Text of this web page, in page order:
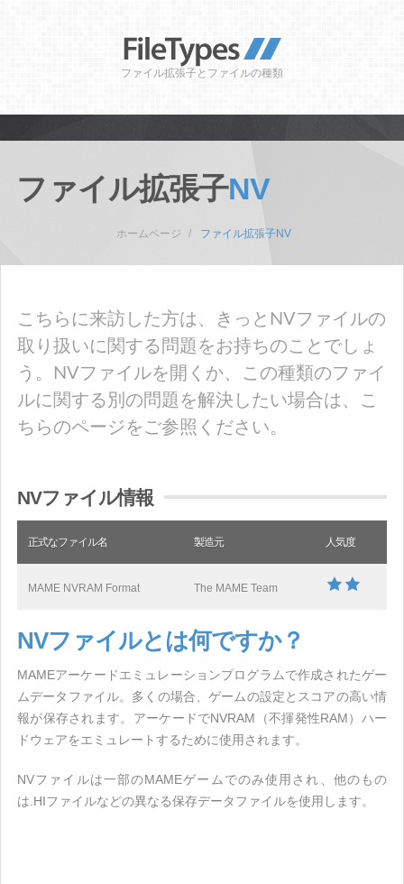
ファイル拡張子とファイルの種類
ファイル拡張子NV
ホームページ ファイル拡張子NV
こちらに来訪した方は、きっとNVファイルの
取り扱いに関する問題をお持ちのことでしょ
う。NVファイルを開くか、この種類のファイ
ルに関する別の問題を解決したい場合は、こ
ちらのページをご参照ください。
NVファイル情報
正式なファイル名 製造元 人気度
MAME NVRAM Format The MAME Team
NVファイルとは何ですか？
MAMEアーケードエミュレーションプログラムで作成されたゲー
ムデータファイル。多くの場合、ゲームの設定とスコアの高い情
報が保存されます。アーケードでNVRAM（不揮発性RAM）ハー
ドウェアをエミュレートするために使用されます。
NVファイルは一部のMAMEゲームでのみ使用され、他のもの
は.HIファイルなどの異なる保存データファイルを使用します。